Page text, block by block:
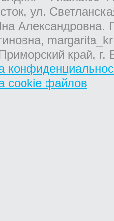
ул.
Александровна.
край,
cookie файлов